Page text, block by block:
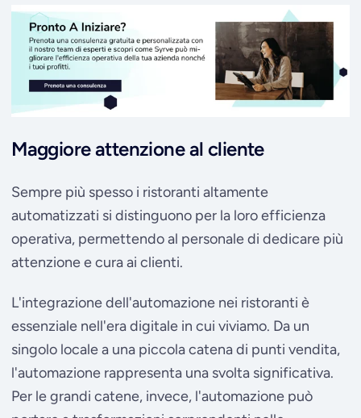
Maggiore attenzione al cliente
Sempre più spesso i ristoranti altamente
automatizzati si distinguono per la loro efficienza
operativa, permettendo al personale di dedicare più
attenzione e cura ai clienti.
L'integrazione dell'automazione nei ristoranti è
essenziale nell'era digitale in cui viviamo. Da un
singolo locale a una piccola catena di punti vendita,
l'automazione rappresenta una svolta significativa.
Per le grandi catene, invece, l'automazione può